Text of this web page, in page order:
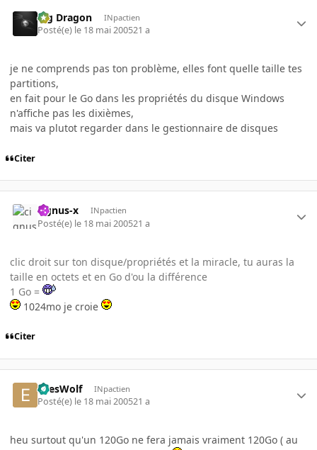
Big Dragon INpactien
Posté(e) le 18 mai 200521 a
je ne comprends pas ton problème, elles font quelle taille tes
partitions,
en fait pour le Go dans les propriétés du disque Windows
n'affiche pas les dixièmes,
mais va plutot regarder dans le gestionnaire de disques
Citer
cignus-x INpactien
Posté(e) le 18 mai 200521 a
clic droit sur ton disque/propriétés et la miracle, tu auras la
taille en octets et en Go d'ou la différence
1 Go =
1024mo je croie
Citer
EyesWolf INpactien
Posté(e) le 18 mai 200521 a
heu surtout qu'un 120Go ne fera jamais vraiment 120Go ( au